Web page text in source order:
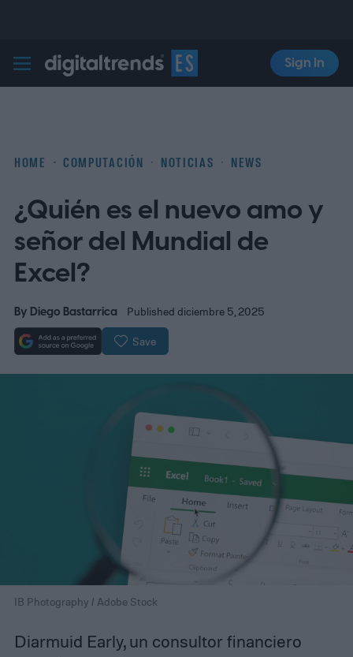
Digital Trends Español
Sign In
HOME COMPUTACIÓN NOTICIAS NEWS
¿Quién es el nuevo amo y
señor del Mundial de
Excel?
By Diego Bastarrica Published diciembre 5, 2025
Save
IB Photography / Adobe Stock
Diarmuid Early, un consultor financiero